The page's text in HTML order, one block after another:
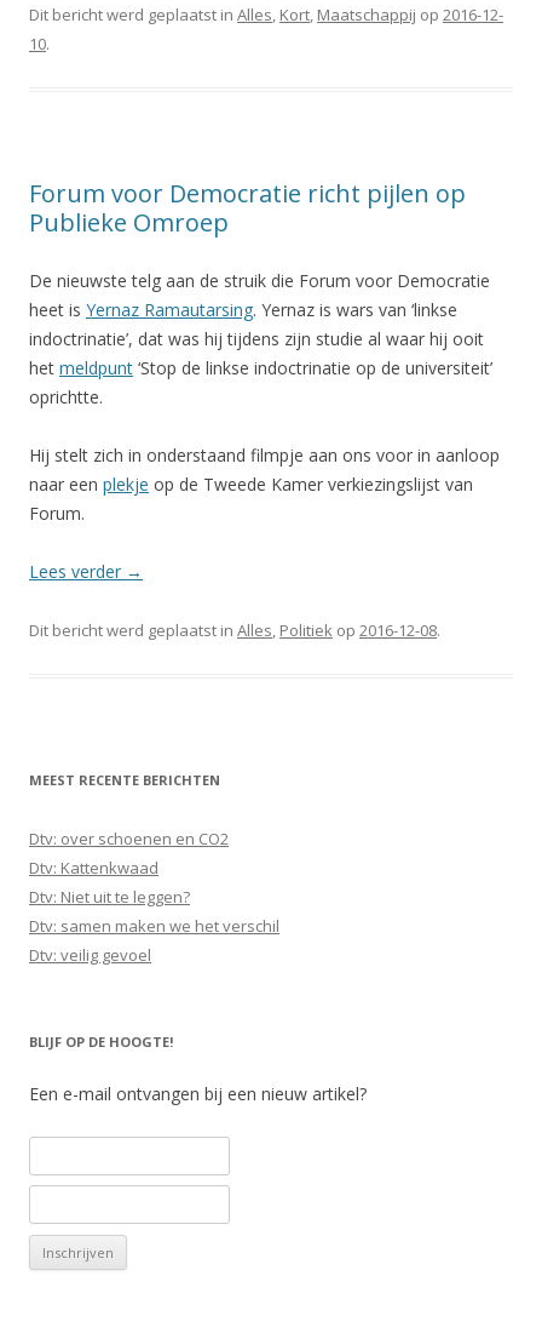
Dit bericht werd geplaatst in Alles, Kort, Maatschappij op 2016-12-
10.
Forum voor Democratie richt pijlen op
Publieke Omroep
De nieuwste telg aan de struik die Forum voor Democratie
heet is Yernaz Ramautarsing. Yernaz is wars van ‘linkse
indoctrinatie’, dat was hij tijdens zijn studie al waar hij ooit
het meldpunt ‘Stop de linkse indoctrinatie op de universiteit’
oprichtte.
Hij stelt zich in onderstaand filmpje aan ons voor in aanloop
naar een plekje op de Tweede Kamer verkiezingslijst van
Forum.
Lees verder →
Dit bericht werd geplaatst in Alles, Politiek op 2016-12-08.
MEEST RECENTE BERICHTEN
Dtv: over schoenen en CO2
Dtv: Kattenkwaad
Dtv: Niet uit te leggen?
Dtv: samen maken we het verschil
Dtv: veilig gevoel
BLIJF OP DE HOOGTE!
Een e-mail ontvangen bij een nieuw artikel?